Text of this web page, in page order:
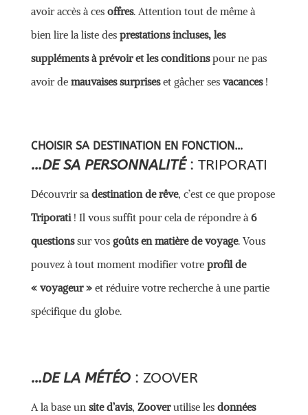
avoir accès à ces offres. Attention tout de même à
bien lire la liste des prestations incluses, les
suppléments à prévoir et les conditionspour ne pas
avoir de mauvaises surpriseset gâcher ses vacances!
CHOISIR SA DESTINATION EN FONCTION…
…DE SA PERSONNALITÉ: TRIPORATI
Découvrir sadestination de rêve, c’est ce que propose
Triporati! Il vous suffit pour cela de répondre à6
questionssur vos goûts en matière de voyage. Vous
pouvez à tout moment modifier votre profil de
« voyageur »et réduire votre recherche à une partie
spécifique du globe.
…DE LA MÉTÉO: ZOOVER
A la base un site d’avis, Zooverutilise les données